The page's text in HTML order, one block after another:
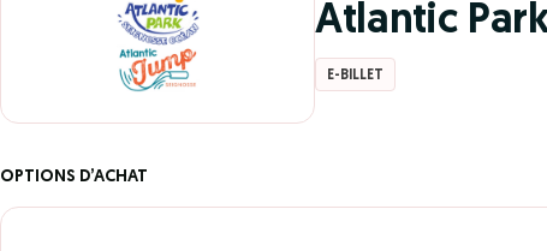
Atlantic
E-BILLET
OPTIONS D’ACHAT